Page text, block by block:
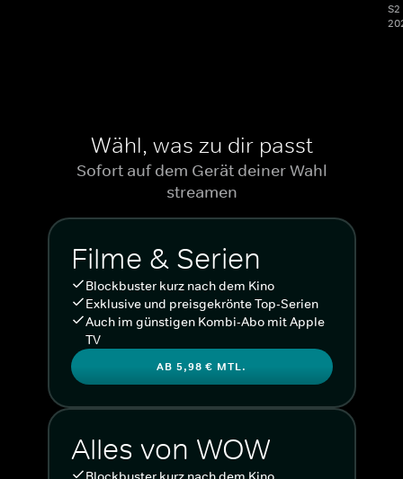
Wähl, was zu dir passt
Sofort auf dem Gerät deiner Wahl
streamen
Filme & Serien
Blockbuster kurz nach dem Kino
Exklusive und preisgekrönte Top-Serien
Auch im günstigen Kombi-Abo mit Apple
TV
AB 5,98 € MTL.
Alles von WOW